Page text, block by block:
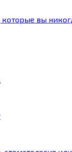
которые вы